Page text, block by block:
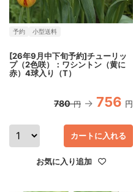
予約 小型送料
[26年9月中下旬予約]チューリッ
プ（2色咲）：ワシントン（黄に
赤）4球入り（T）
780 円 756 円
お気に入り追加
カートに入れる